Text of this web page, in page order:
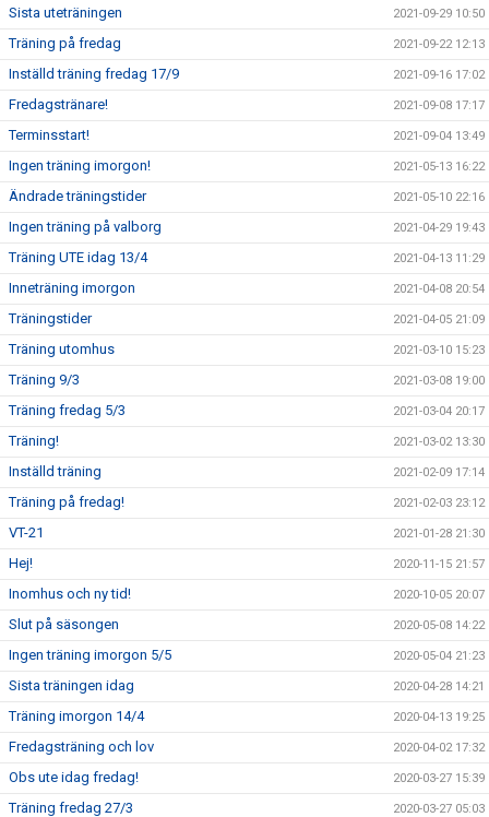
Sista uteträningen 2021-09-29 10:50
Träning på fredag 2021-09-22 12:13
Inställd träning fredag 17/9 2021-09-16 17:02
Fredagstränare! 2021-09-08 17:17
Terminsstart! 2021-09-04 13:49
Ingen träning imorgon! 2021-05-13 16:22
Ändrade träningstider 2021-05-10 22:16
Ingen träning på valborg 2021-04-29 19:43
Träning UTE idag 13/4 2021-04-13 11:29
Inneträning imorgon 2021-04-08 20:54
Träningstider 2021-04-05 21:09
Träning utomhus 2021-03-10 15:23
Träning 9/3 2021-03-08 19:00
Träning fredag 5/3 2021-03-04 20:17
Träning! 2021-03-02 13:30
Inställd träning 2021-02-09 17:14
Träning på fredag! 2021-02-03 23:12
VT-21 2021-01-28 21:30
Hej! 2020-11-15 21:57
Inomhus och ny tid! 2020-10-05 20:07
Slut på säsongen 2020-05-08 14:22
Ingen träning imorgon 5/5 2020-05-04 21:23
Sista träningen idag 2020-04-28 14:21
Träning imorgon 14/4 2020-04-13 19:25
Fredagsträning och lov 2020-04-02 17:32
Obs ute idag fredag! 2020-03-27 15:39
Träning fredag 27/3 2020-03-27 05:03